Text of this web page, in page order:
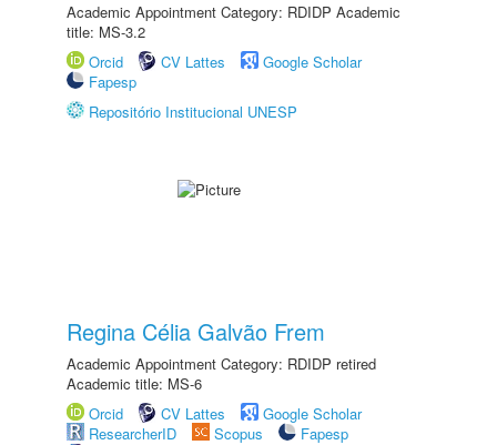
Academic Appointment Category: RDIDP Academic
title: MS-3.2
Orcid
CV Lattes
Google Scholar
Fapesp
Repositório Institucional UNESP
Regina Célia Galvão Frem
Academic Appointment Category: RDIDP retired
Academic title: MS-6
Orcid
CV Lattes
Google Scholar
ResearcherID
Scopus
Fapesp